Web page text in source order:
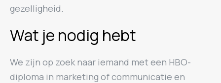
gezelligheid.
Wat je nodig hebt
We zijn op zoek naar iemand met een HBO-
diploma in marketing of communicatie en